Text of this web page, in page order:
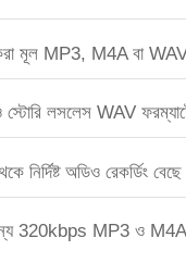
মূল MP3, M4A বা WAV
লসলেস WAV
নির্দিষ্ট অডিও রেকর্ডিং
320kbps MP3 ও